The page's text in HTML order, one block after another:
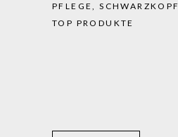
PFLEGE,SCHWARZKOPF
TOP PRODUKTE